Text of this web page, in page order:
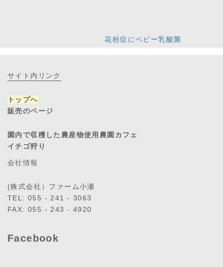
花粉症にベビー乳酸菌
サイト内リンク
トップへ
販売のページ
園内で収穫した農産物使用農園カフェ
イチゴ狩り
会社情報
(株式会社）ファーム小瀬
TEL: 055 - 241 - 3063
FAX: 055 - 243 - 4920
Facebook